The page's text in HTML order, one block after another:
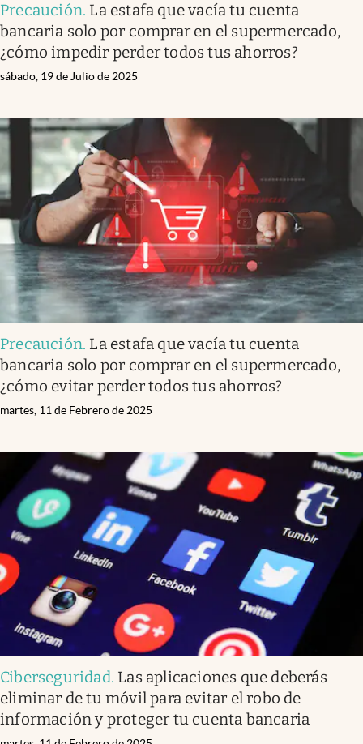
Precaución. La estafa que vacía tu cuenta
bancaria solo por comprar en el supermercado,
¿cómo impedir perder todos tus ahorros?
sábado, 19 de Julio de 2025
Precaución. La estafa que vacía tu cuenta
bancaria solo por comprar en el supermercado,
¿cómo evitar perder todos tus ahorros?
martes, 11 de Febrero de 2025
Ciberseguridad. Las aplicaciones que deberás
eliminar de tu móvil para evitar el robo de
información y proteger tu cuenta bancaria